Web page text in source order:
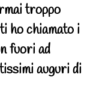
troppo
ho chiamato i
fuori ad
auguri di